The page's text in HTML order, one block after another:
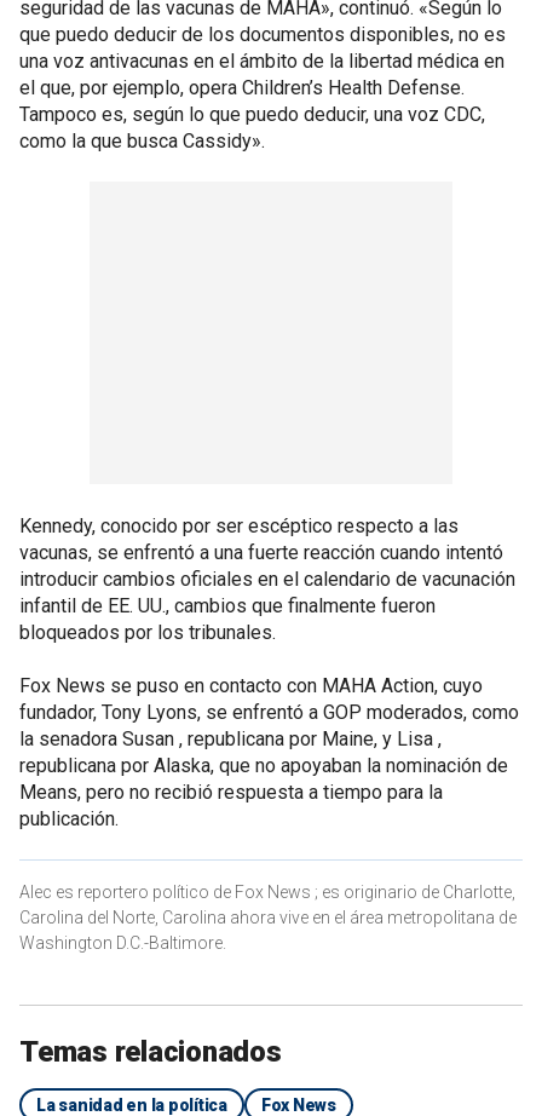
seguridad de las vacunas de MAHA», continuó. «Según lo
que puedo deducir de los documentos disponibles, no es
una voz antivacunas en el ámbito de la libertad médica en
el que, por ejemplo, opera Children’s Health Defense.
Tampoco es, según lo que puedo deducir, una voz CDC,
como la que busca Cassidy».
Kennedy, conocido por ser escéptico respecto a las
vacunas, se enfrentó a una fuerte reacción cuando intentó
introducir cambios oficiales en el calendario de vacunación
infantil de EE. UU., cambios que finalmente fueron
bloqueados por los tribunales.
Fox News se puso en contacto con MAHA Action, cuyo
fundador, Tony Lyons, se enfrentó a GOP moderados, como
la senadora Susan , republicana por Maine, y Lisa ,
republicana por Alaska, que no apoyaban la nominación de
Means, pero no recibió respuesta a tiempo para la
publicación.
Alec es reportero político de Fox News ; es originario de Charlotte,
Carolina del Norte, Carolina ahora vive en el área metropolitana de
Washington D.C.-Baltimore.
Temas relacionados
La sanidad en la política
Fox News